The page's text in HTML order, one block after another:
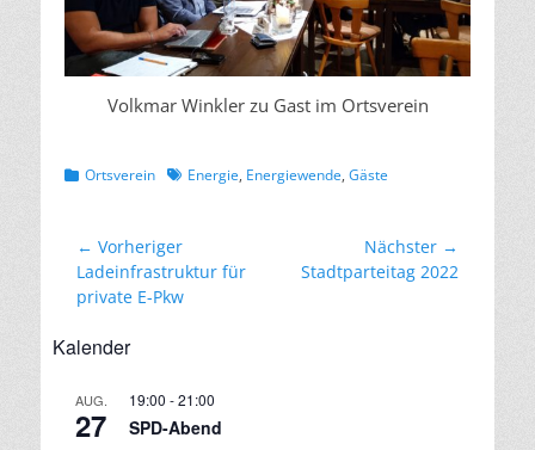
Volkmar Winkler zu Gast im Ortsverein
Kategorien
Ortsverein Schlagworte
Energie, Energiewende, Gäste
Beitragsnavigation
← Vorheriger
Vorheriger
Beitrag:
Ladeinfrastruktur für
private E-Pkw
Nächster →
Nächster
Stadtparteitag 2022
Kalender
AUG.
27
19:00 -21:00
SPD-Abend